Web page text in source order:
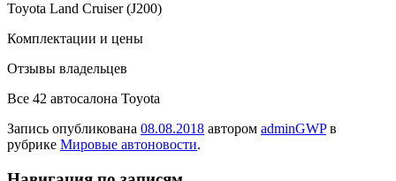
Toyota Land Cruiser (J200)
Комплектации и цены
Отзывы владельцев
Все 42 автосалона Toyota
Запись опубликована 08.08.2018 автором adminGWPв
рубрике Мировые автоновости.